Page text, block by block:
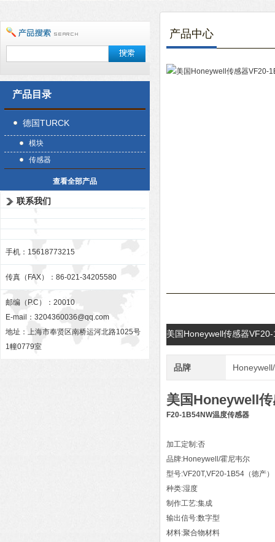
产品目录
德国TURCK
模块
传感器
查看全部产品
联系我们
手机：15618773215
传真（FAX）：86-021-34205580
邮编（P.C）：20010
E-mail： 3204360036@qq.com
地址：上海市奉贤区南桥运河北路1025号
1幢0779室
产品中心
美国Honeywell传感器
品牌
美国Honeywell
F20-1B54NW温度传感器
加工定制:否
品牌:Honeywell/霍尼韦尔
型号:VF20T,VF20-1B54（徳产）
种类:湿度
制作工艺:集成
输出信号:数字型
材料:聚合物材料